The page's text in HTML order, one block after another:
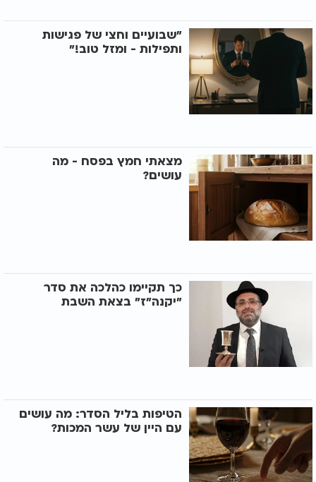
"שבועיים וחצי של פגישות
ותפילות - ומזל טוב!"
מצאתי חמץ בפסח - מה
עושים?
כך תקיימו כהלכה את סדר
"יקנה"ז" בצאת השבת
הטיפות בליל הסדר: מה עושים
עם היין של עשר המכות?